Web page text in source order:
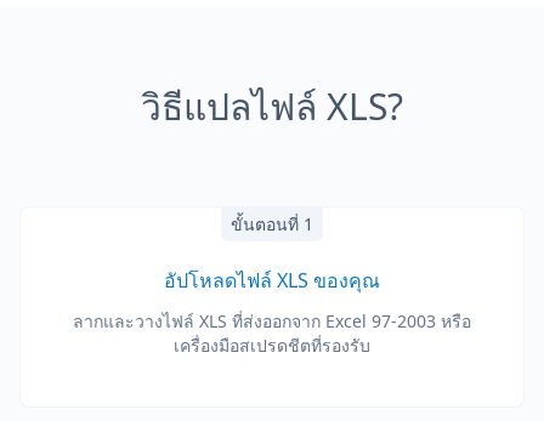
วิธีแปลไฟล์ XLS?
ขั้นตอนที่ 1
อัปโหลดไฟล์ XLS ของคุณ
ลากและวางไฟล์ XLS ที่ส่งออกจาก Excel 97-2003 หรือ
เครื่องมือสเปรดชีตที่รองรับ